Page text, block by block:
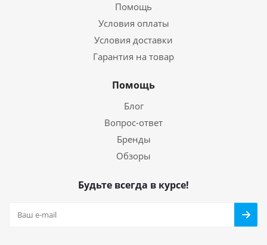
Помощь
Условия оплаты
Условия доставки
Гарантия на товар
Помощь
Блог
Вопрос-ответ
Бренды
Обзоры
Будьте всегда в курсе!